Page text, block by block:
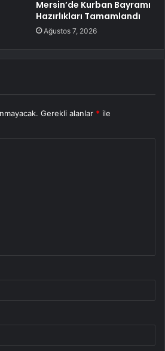
Mersin’de Kurban Bayramı
Hazırlıkları Tamamlandı
Ağustos 7, 2026
Gerekli alanlar * ile